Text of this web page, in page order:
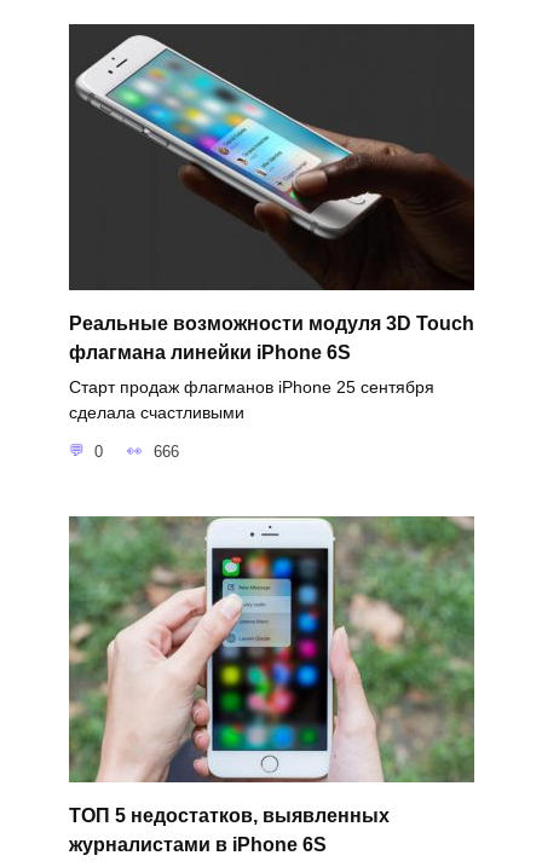
Реальные возможности модуля 3D Touch
флагмана линейки iPhone 6S
Старт продаж флагманов iPhone 25 сентября
сделала счастливыми
0 666
ТОП 5 недостатков, выявленных
журналистами в iPhone 6S